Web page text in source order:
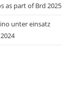
as part of Brd 2025
unter einsatz